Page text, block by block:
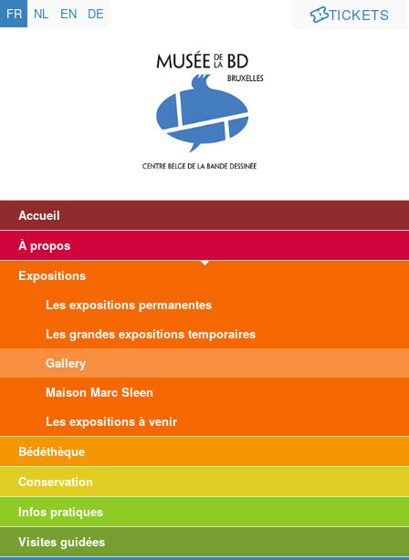
TICKETS
FR NL EN DE
Accueil
À propos
Expositions
Les expositions permanentes
Les grandes expositions temporaires
Gallery
Maison Marc Sleen
Les expositions à venir
Bédéthèque
Conservation
Infos pratiques
Visites guidées